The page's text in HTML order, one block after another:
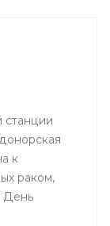
станции
к
раком,
День